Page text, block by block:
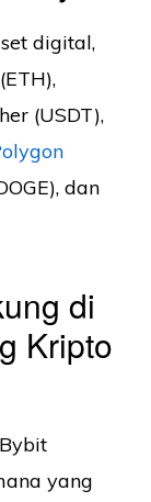
digital,
(ETH),
(USDT),
dan
di
Kripto
yang